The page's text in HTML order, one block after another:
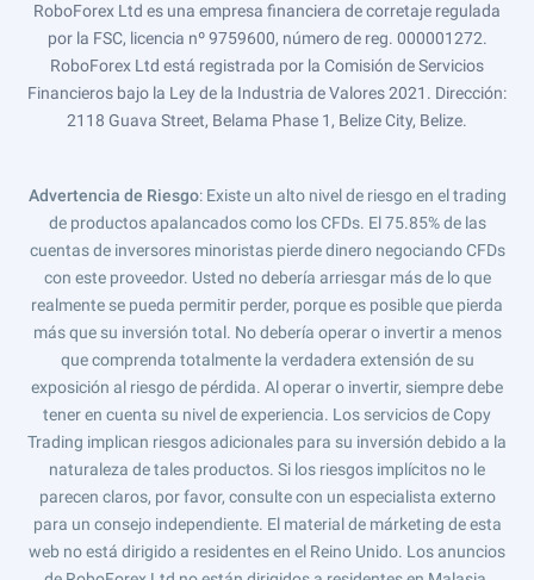
RoboForex Ltd es una empresa financiera de corretaje regulada
por la FSC, licencia nº 9759600, número de reg. 000001272.
RoboForex Ltd está registrada por la Comisión de Servicios
Financieros bajo la Ley de la Industria de Valores 2021. Dirección:
2118 Guava Street, Belama Phase 1, Belize City, Belize.
Advertencia de Riesgo: Existe un alto nivel de riesgo en el trading
de productos apalancados como los CFDs. El 75.85% de las
cuentas de inversores minoristas pierde dinero negociando CFDs
con este proveedor. Usted no debería arriesgar más de lo que
realmente se pueda permitir perder, porque es posible que pierda
más que su inversión total. No debería operar o invertir a menos
que comprenda totalmente la verdadera extensión de su
exposición al riesgo de pérdida. Al operar o invertir, siempre debe
tener en cuenta su nivel de experiencia. Los servicios de Copy
Trading implican riesgos adicionales para su inversión debido a la
naturaleza de tales productos. Si los riesgos implícitos no le
parecen claros, por favor, consulte con un especialista externo
para un consejo independiente. El material de márketing de esta
web no está dirigido a residentes en el Reino Unido. Los anuncios